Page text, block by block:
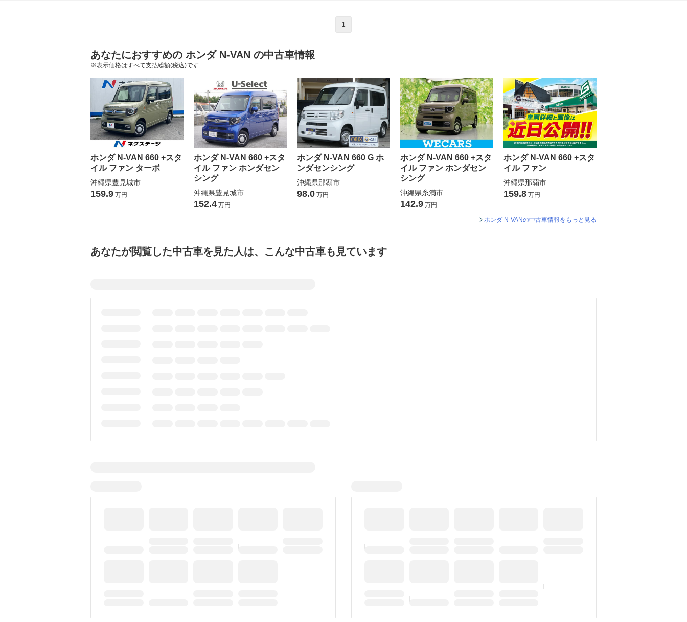
1
あなたにおすすめの ホンダ N-VAN の中古車情報
※表示価格はすべて支払総額(税込)です
ホンダ N-VAN 660 +スタ
イル ファン ターボ
沖縄県豊見城市
159.9 万円
ホンダ N-VAN 660 +スタ
イル ファン ホンダセン
シング
沖縄県豊見城市
152.4 万円
ホンダ N-VAN 660 G ホ
ンダセンシング
沖縄県那覇市
98.0 万円
ホンダ N-VAN 660 +スタ
イル ファン ホンダセン
シング
沖縄県糸満市
142.9 万円
ホンダ N-VAN 660 +スタ
イル ファン
沖縄県那覇市
159.8 万円
ホンダ N-VANの中古車情報をもっと見る
あなたが閲覧した中古車を見た人は、こんな中古車も見ています